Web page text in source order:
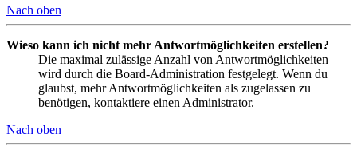
Nach oben
Wieso kann ich nicht mehr Antwortmöglichkeiten erstellen?
Die maximal zulässige Anzahl von Antwortmöglichkeiten
wird durch die Board-Administration festgelegt. Wenn du
glaubst, mehr Antwortmöglichkeiten als zugelassen zu
benötigen, kontaktiere einen Administrator.
Nach oben